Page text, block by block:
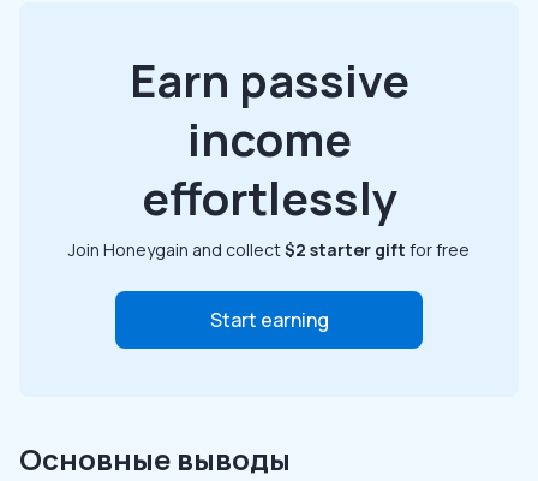
Earn passive
income
effortlessly
Join Honeygain and collect$2 starter gift for free
Start earning
Основные выводы